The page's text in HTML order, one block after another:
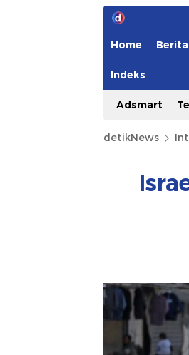
Home Berita
Indeks
Adsmart
detikNews